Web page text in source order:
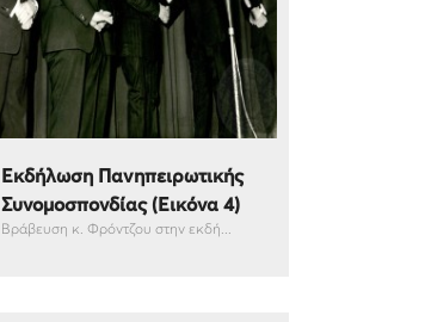
Εκδήλωση Πανηπειρωτικής
Συνομοσπονδίας (Εικόνα 4)
Βράβευση κ. Φρόντζου στην εκδή...